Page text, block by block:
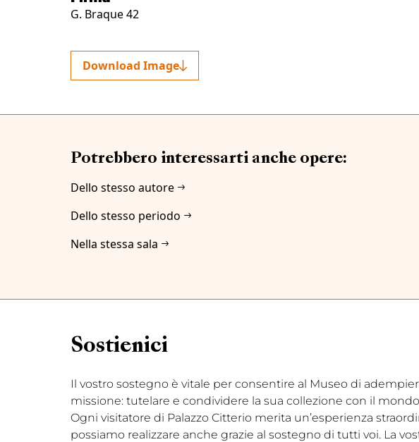
G. Braque 42
Download Image
Potrebbero interessarti anche opere:
Dello stesso autore
Dello stesso periodo
Nella stessa sala
Sostienici
Il vostro sostegno è vitale per consentire al Museo di
missione: tutelare e condividere la sua collezione con il
Ogni visitatore di Palazzo Citterio merita un’esperienza
possiamo realizzare anche grazie al sostegno di tutti voi. La